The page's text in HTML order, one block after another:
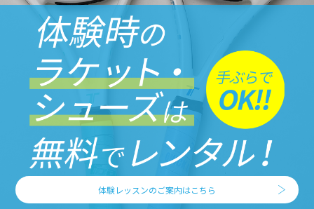
体験レッスンのご案内はこちら